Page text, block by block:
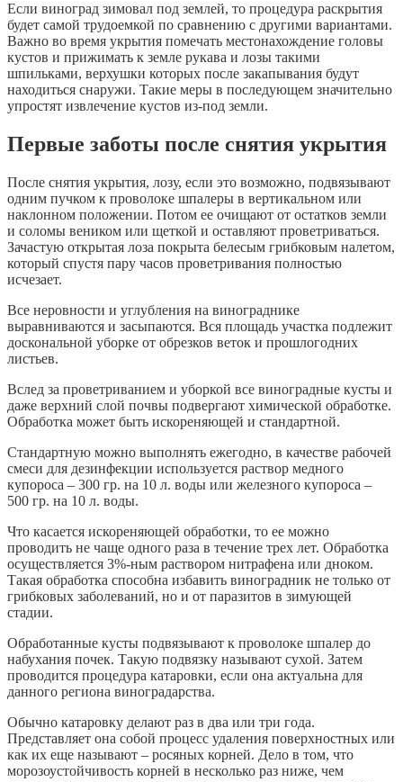
Если виноград зимовал под землей, то процедура раскрытия
будет самой трудоемкой по сравнению с другими вариантами.
Важно во время укрытия помечать местонахождение головы
кустов и прижимать к земле рукава и лозы такими
шпильками, верхушки которых после закапывания будут
находиться снаружи. Такие меры в последующем значительно
упростят извлечение кустов из-под земли.
Первые заботы после снятия укрытия
После снятия укрытия, лозу, если это возможно, подвязывают
одним пучком к проволоке шпалеры в вертикальном или
наклонном положении. Потом ее очищают от остатков земли
и соломы веником или щеткой и оставляют проветриваться.
Зачастую открытая лоза покрыта белесым грибковым налетом,
который спустя пару часов проветривания полностью
исчезает.
Все неровности и углубления на винограднике
выравниваются и засыпаются. Вся площадь участка подлежит
доскональной уборке от обрезков веток и прошлогодних
листьев.
Вслед за проветриванием и уборкой все виноградные кусты и
даже верхний слой почвы подвергают химической обработке.
Обработка может быть искореняющей и стандартной.
Стандартную можно выполнять ежегодно, в качестве рабочей
смеси для дезинфекции используется раствор медного
купороса – 300 гр. на 10 л. воды или железного купороса –
500 гр. на 10 л. воды.
Что касается искореняющей обработки, то ее можно
проводить не чаще одного раза в течение трех лет. Обработка
осуществляется 3%-ным раствором нитрафена или дноком.
Такая обработка способна избавить виноградник не только от
грибковых заболеваний, но и от паразитов в зимующей
стадии.
Обработанные кусты подвязывают к проволоке шпалер до
набухания почек. Такую подвязку называют сухой. Затем
проводится процедура катаровки, если она актуальна для
данного региона виноградарства.
Обычно катаровку делают раз в два или три года.
Представляет она собой процесс удаления поверхностных или
как их еще называют – росяных корней. Дело в том, что
морозоустойчивость корней в несколько раз ниже, чем